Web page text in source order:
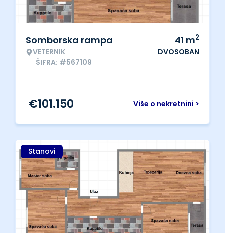
Somborska rampa
VETERNIK
ŠIFRA: #567109
41 m2
DVOSOBAN
Više o nekretnini >
€101.150
Stanovi